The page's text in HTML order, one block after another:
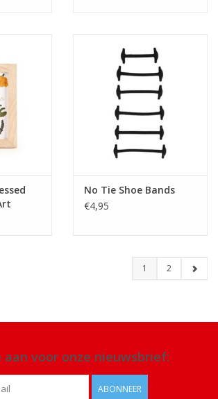
No Tie Shoe Bands
€4,95
1 2
aan voor onze nieuwsbrief:
ABONNEER